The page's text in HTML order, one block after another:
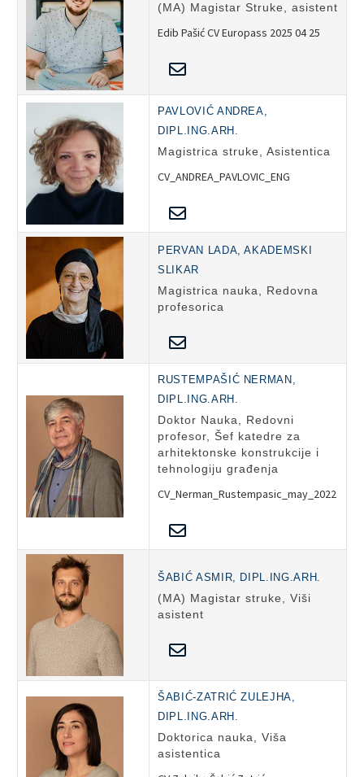
(MA) Magistar Struke, asistent
Edib Pašić CV Europass 2025 04 25
PAVLOVIĆ ANDREA,
DIPL.ING.ARH.
Magistrica struke, Asistentica
CV_ANDREA_PAVLOVIC_ENG
PERVAN LADA, AKADEMSKI
SLIKAR
Magistrica nauka, Redovna
profesorica
RUSTEMPAŠIĆ NERMAN,
DIPL.ING.ARH.
Doktor Nauka, Redovni
profesor, Šef katedre za
arhitektonske konstrukcije i
tehnologiju građenja
CV_Nerman_Rustempasic_may_2022
ŠABIĆ ASMIR, DIPL.ING.ARH.
(MA) Magistar struke, Viši
asistent
ŠABIĆ-ZATRIĆ ZULEJHA,
DIPL.ING.ARH.
Doktorica nauka, Viša
asistentica